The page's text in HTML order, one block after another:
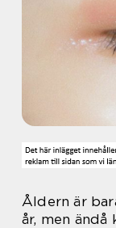
Åldern är
år, men ändå